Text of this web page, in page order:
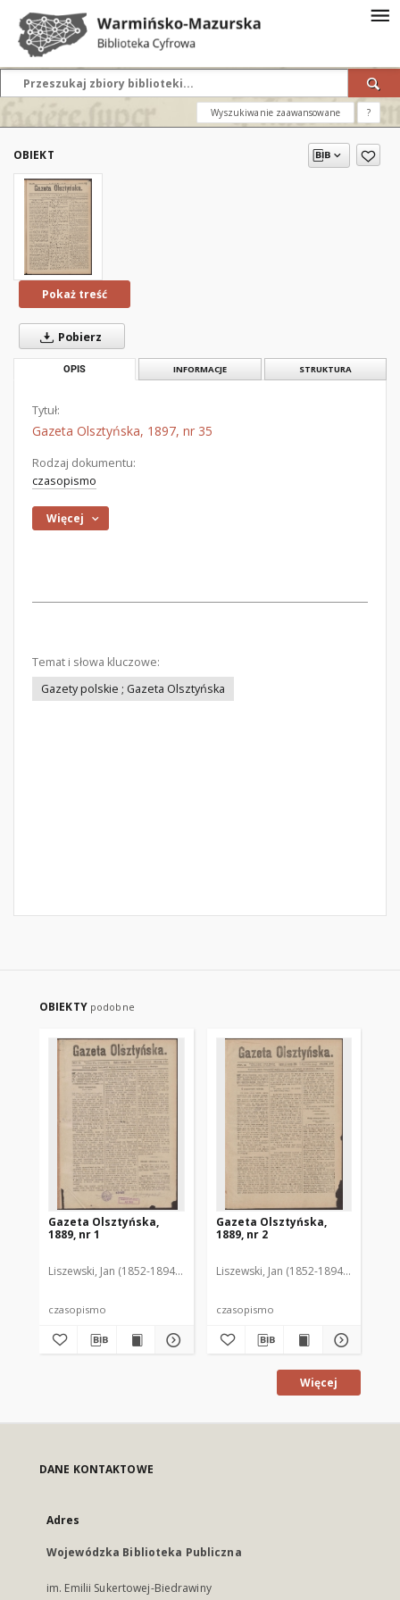
Wyszukiwanie zaawansowane ?
OBIEKT
Pokaż treść
Pobierz
OPIS INFORMACJE STRUKTURA
Tytuł:
Gazeta Olsztyńska, 1897, nr 35
Rodzaj dokumentu:
czasopismo
Więcej
Temat i słowa kluczowe:
Gazety polskie ; Gazeta Olsztyńska
OBIEKTY podobne
Gazeta Olsztyńska,
1889, nr 1
Liszewski, Jan (1852-1894). Red.
czasopismo
Gazeta Olsztyńska,
1889, nr 2
Liszewski, Jan (1852-1894). Red.
czasopismo
Więcej
DANE KONTAKTOWE
Adres
Wojewódzka Biblioteka Publiczna
im. Emilii Sukertowej-Biedrawiny